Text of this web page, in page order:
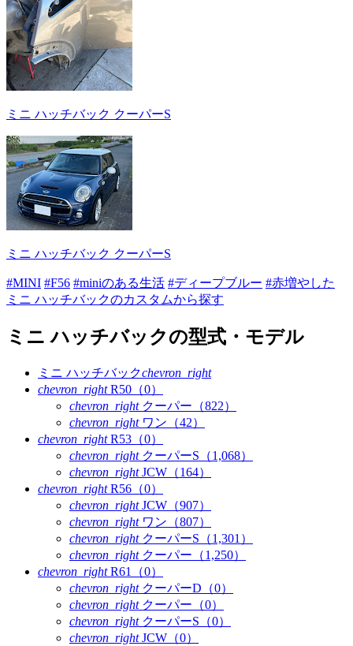
ミニ ハッチバック クーパーS
ミニ ハッチバック クーパーS
#MINI #F56 #miniのある生活 #ディープブルー #赤増やした
ミニ ハッチバックのカスタムから探す
ミニ ハッチバックの型式・モデル
ミニ ハッチバックchevron_right
chevron_right R50（0）
chevron_right クーパー（822）
chevron_right ワン（42）
chevron_right R53（0）
chevron_right クーパーS（1,068）
chevron_right JCW（164）
chevron_right R56（0）
chevron_right JCW（907）
chevron_right ワン（807）
chevron_right クーパーS（1,301）
chevron_right クーパー（1,250）
chevron_right R61（0）
chevron_right クーパーD（0）
chevron_right クーパー（0）
chevron_right クーパーS（0）
chevron_right JCW（0）